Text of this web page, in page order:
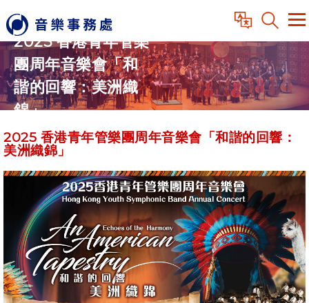
2025 香港青年管樂
團周年音樂會「和
諧的回響：美洲織
錦」
2025 香港青年管樂團周年音樂會「和諧的回響：
美洲織錦」